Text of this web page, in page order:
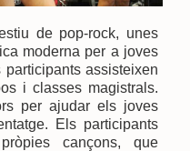
de pop-rock, unes
moderna per a joves
assisteixen
i classes magistrals.
per ajudar els joves
Els participants
cançons, que